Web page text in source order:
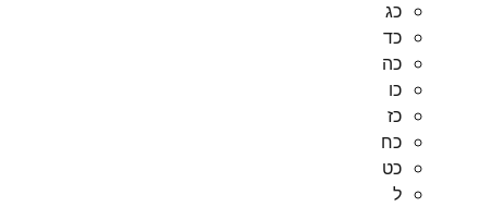
כג
כד
כה
כו
כז
כח
כט
ל